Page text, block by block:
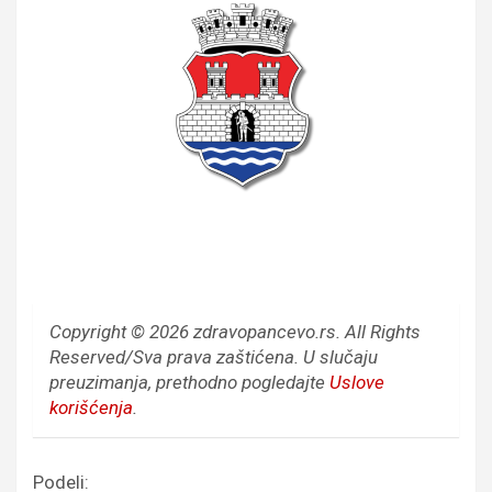
Copyright © 2026 zdravopancevo.rs. All Rights
Reserved/Sva prava zaštićena. U slučaju
preuzimanja, prethodno pogledajte Uslove
korišćenja.
Podeli: